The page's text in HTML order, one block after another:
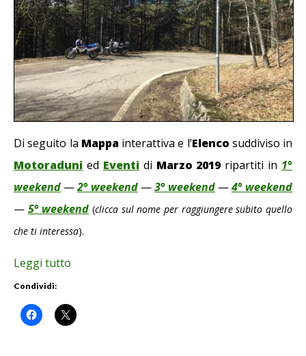
Di seguito la Mappainterattiva e l’Elenco suddiviso in
Motoraduni ed Eventidi Marzo 2019 ripartiti in 1°
weekend —2° weekend —3° weekend —4° weekend
— 5° weekend (clicca sul nome per raggiungere subito quello
che ti interessa).
Leggi tutto
Condividi: